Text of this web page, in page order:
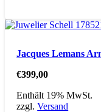
Jacques Lemans
€399,00
Enthält 19% MwSt.
zzgl.Versand